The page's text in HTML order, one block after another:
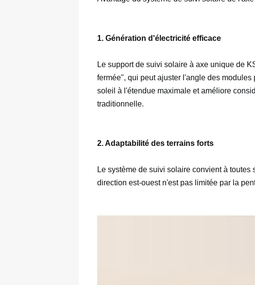
Le support de suivi solaire à axe unique de
fermée", qui peut ajuster l'angle des
soleil à l'étendue maximale et améliore
Le système de suivi solaire convient à